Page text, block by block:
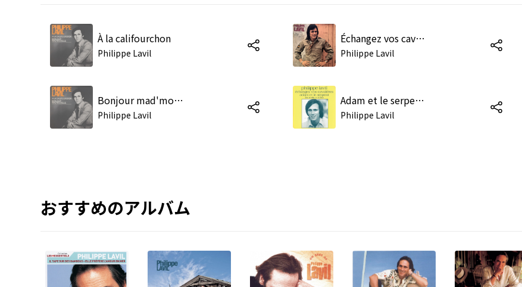
À la califourchon
Philippe Lavil
Bonjour mad'moiselle
Philippe Lavil
Échangez vos cavalières
Philippe Lavil
Adam et le serpent (Ba Moin Un Ti Bo)
Philippe Lavil
おすすめのアルバム